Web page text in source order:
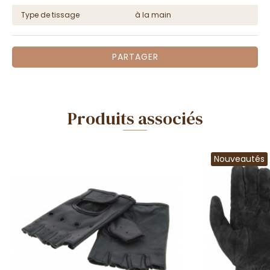
Type de tissage
à la main
PARTAGER
Produits associés
Nouveautés